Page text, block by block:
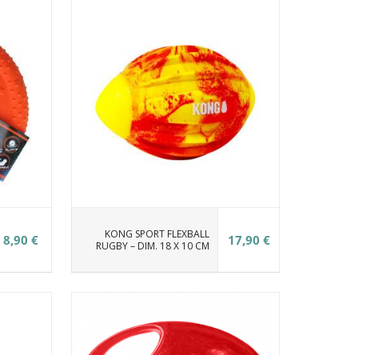
8,90 €
KONG SPORT FLEXBALL
RUGBY – DIM. 18 X 10 CM
17,90 €